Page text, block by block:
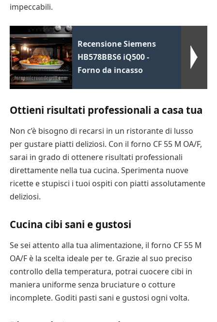
impeccabili.
Recensione Siemens
HB578BBS6 iQ500 -
Forno da incasso
Ottieni risultati professionali a casa tua
Non c’è bisogno di recarsi in un ristorante di lusso
per gustare piatti deliziosi. Con il forno CF 55 M OA/F,
sarai in grado di ottenere risultati professionali
direttamente nella tua cucina. Sperimenta nuove
ricette e stupisci i tuoi ospiti con piatti assolutamente
deliziosi.
Cucina cibi sani e gustosi
Se sei attento alla tua alimentazione, il forno CF 55 M
OA/F è la scelta ideale per te. Grazie al suo preciso
controllo della temperatura, potrai cuocere cibi in
maniera uniforme senza bruciature o cotture
incomplete. Goditi pasti sani e gustosi ogni volta.